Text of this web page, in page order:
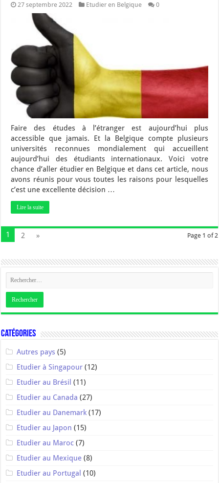
27 septembre 2022 Etudier en Belgique 0
Faire des études à l’étranger est aujourd’hui plus
accessible que jamais. Et la Belgique compte plusieurs
universités reconnues mondialement qui accueillent
aujourd’hui des étudiants internationaux. Voici votre
chance d’aller étudier en Belgique et dans cet article, nous
avons réunis pour vous toutes les raisons pour lesquelles
c’est une excellente décision …
Lire la suite
Page 1 of 2
1 2 »
Catégories
Autres pays (5)
Etudier à Singapour (12)
Etudier au Brésil (11)
Etudier au Canada (27)
Etudier au Danemark (17)
Etudier au Japon (15)
Etudier au Maroc (7)
Etudier au Mexique (8)
Etudier au Portugal (10)